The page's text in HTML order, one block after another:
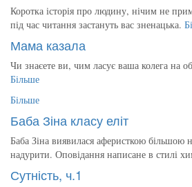
Коротка історія про людину, нічим не
під час читання застануть вас зненацька.
Мама казала
Чи знаєете ви, чим ласує ваша колега на
Більше
Більше
Баба Зіна класу еліт
Баба Зіна виявилася аферисткою більшою
надурити. Оповідання написане в стилі
Сутність, ч.1